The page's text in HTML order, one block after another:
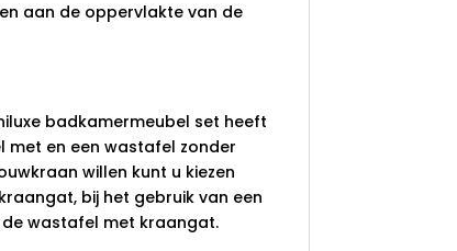
aan de oppervlakte van de
badkamermeubel set heeft
met en een wastafel zonder
willen kunt u kiezen
bij het gebruik van een
wastafel met kraangat.